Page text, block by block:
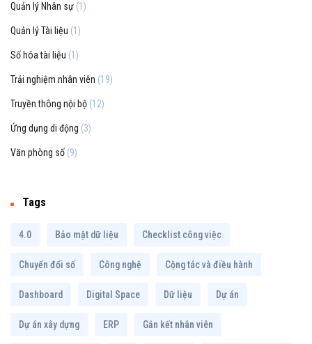
Quản lý Nhân sự (1)
Quản lý Tài liệu (1)
Số hóa tài liệu (1)
Trải nghiệm nhân viên (19)
Truyền thông nội bộ (12)
Ứng dụng di động (3)
Văn phòng số (9)
Tags
4.0 Bảo mật dữ liệu Checklist công việc
Chuyển đổi số Công nghệ Cộng tác và điều hành
Dashboard Digital Space Dữ liệu Dự án
Dự án xây dựng ERP Gắn kết nhân viên